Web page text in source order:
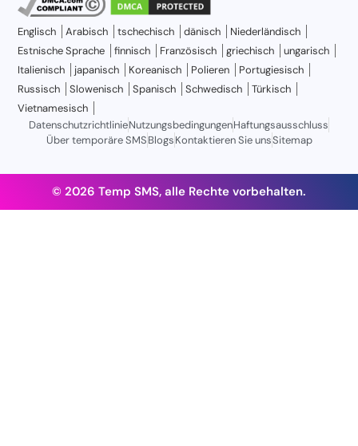
Englisch Arabisch tschechisch dänisch
Niederländisch
Estnische Sprache
finnisch Französisch griechisch
ungarisch
Italienisch
japanisch Koreanisch Polieren
Portugiesisch
Russisch
Slowenisch Spanisch Schwedisch
Türkisch
Vietnamesisch
DatenschutzrichtlinieNutzungsbedingungenHaftungsausschluss
Über temporäre SMSBlogsKontaktieren Sie unsSitemap
© 2026 Temp SMS, alle Rechte vorbehalten.